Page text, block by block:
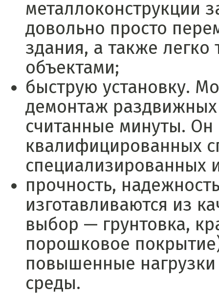
металлоконструкции
довольно просто
здания, а также
объектами;
быструю установку.
демонтаж
считанные минуты. Он
квалифицированных
специализированных
прочность,
изготавливаются из
выбор — грунтовка,
порошковое
повышенные
среды.